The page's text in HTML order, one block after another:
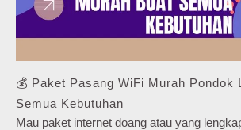
💰 Paket Pasang WiFi Murah Pondok
Semua Kebutuhan
Mau paket internet doang atau yang